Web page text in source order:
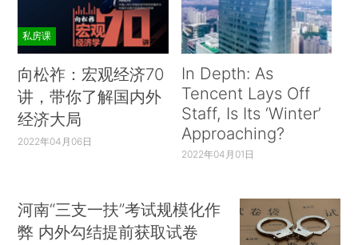
私房课
向松祚：宏观经济70
讲，带你了解国内外
经济大局
2022年04月06日
In Depth: As
Tencent Lays Off
Staff, Is Its ‘Winter’
Approaching?
2022年04月01日
河南“三支一扶”考试规模化作
弊 内外勾结提前获取试卷